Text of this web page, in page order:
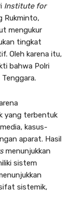
Institute for
Rukminto,
mengukur
tingkat
Oleh karena itu,
bahwa Polri
yang terbentuk
kasus-
aparat. Hasil
menunjukkan
sistem
sistemik,